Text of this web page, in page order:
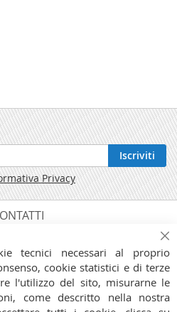
Iscriviti
Privacy
tecnici necessari al proprio
cookie statistici e di terze
l'utilizzo del sito, misurarne le
come descritto nella nostra